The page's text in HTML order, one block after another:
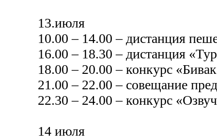
13.июля
10.00 – 14.00 – дистанция
16.00 – 18.30 – дистанция
18.00 – 20.00 – конкурс
21.00 – 22.00 – совещание
22.30 – 24.00 – конкурс
14 июля